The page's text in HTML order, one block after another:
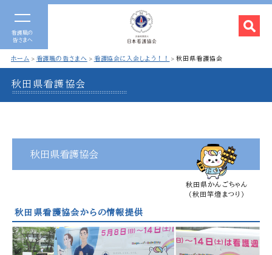
看護職の
皆さまへ
ホーム 看護職の皆さまへ 看護協会に入会しよう！！ 秋田県看護協会
秋田県看護協会
秋田県看護協会
秋田県かんごちゃん
（秋田竿燈まつり）
秋田県看護協会からの情報提供